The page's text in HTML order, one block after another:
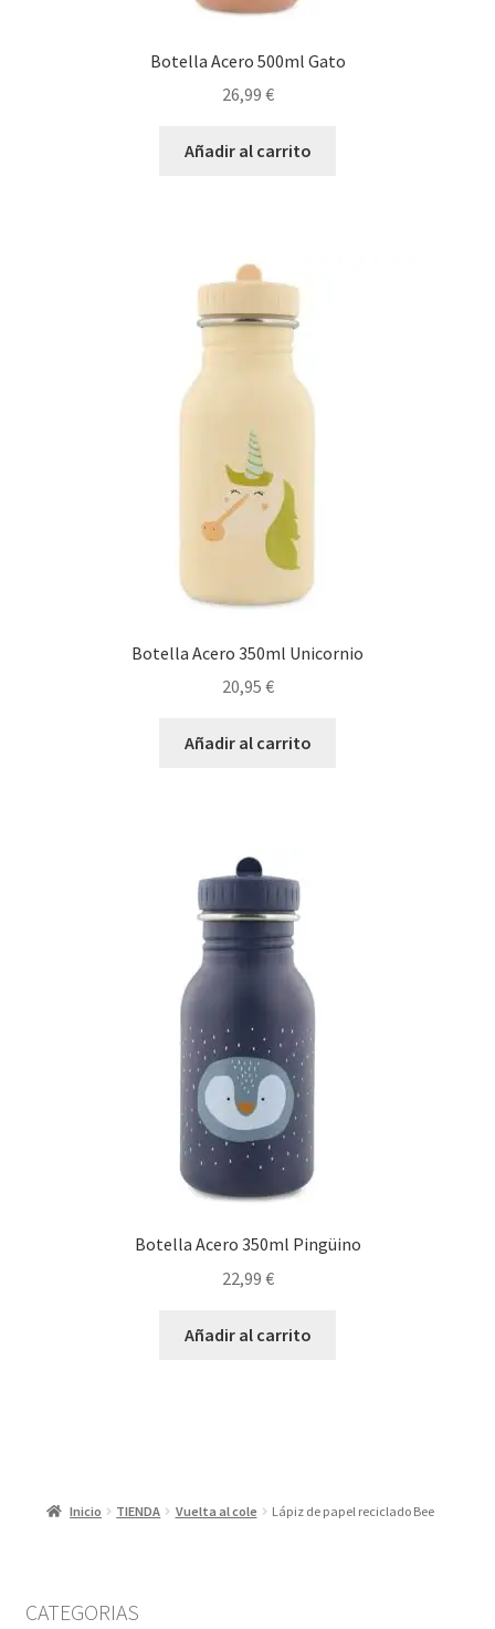
Botella Acero 500ml Gato
26,99 €
Añadir al carrito
Botella Acero 350ml Unicornio
20,95 €
Añadir al carrito
Botella Acero 350ml Pingüino
22,99 €
Añadir al carrito
Inicio TIENDA Vuelta al cole Lápiz de papel reciclado Bee
CATEGORIAS